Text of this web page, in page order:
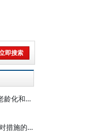
郑秉文：“投资于人”：应对人口老龄化和少子化的新范式——基于“投资家庭”的分析框架
郑秉文：人口老龄化进行时：应对措施的国际比较与启示